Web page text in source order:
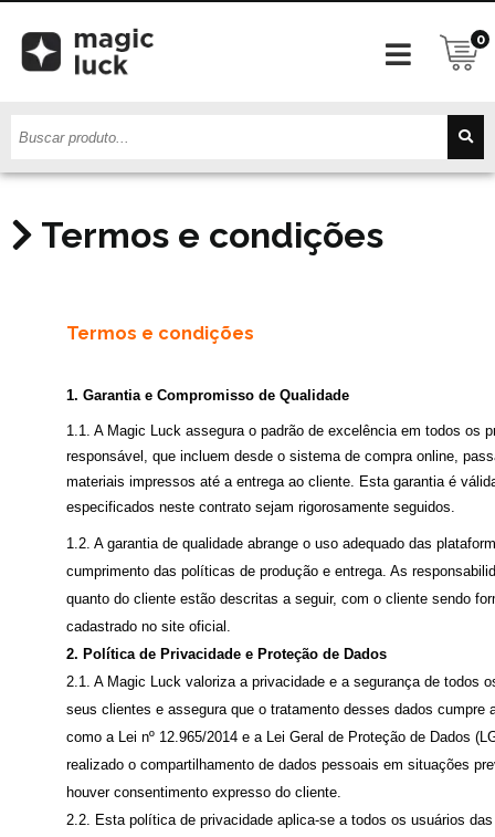
0
Termos e condições
Termos e condições
1. Garantia e Compromisso de Qualidade
1.1. A Magic Luck assegura o padrão de excelência em todos os
responsável, que incluem desde o sistema de compra online,
materiais impressos até a entrega ao cliente. Esta garantia é
especificados neste contrato sejam rigorosamente seguidos.
1.2. A garantia de qualidade abrange o uso adequado das
cumprimento das políticas de produção e entrega. As
quanto do cliente estão descritas a seguir, com o cliente sendo
cadastrado no site oficial.
2. Política de Privacidade e Proteção de Dados
2.1. A Magic Luck valoriza a privacidade e a segurança de todos
seus clientes e assegura que o tratamento desses dados cumpre
como a Lei nº 12.965/2014 e a Lei Geral de Proteção de Dados
realizado o compartilhamento de dados pessoais em situações
houver consentimento expresso do cliente.
2.2. Esta política de privacidade aplica-se a todos os usuários